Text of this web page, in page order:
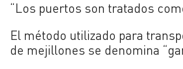
“Los puertos son tratados
El método utilizado para
de mejillones se denomina